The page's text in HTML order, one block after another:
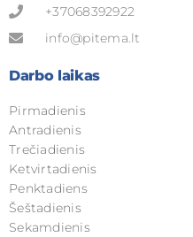
+37068392922
info@pitema.lt
Darbo laikas
Pirmadienis
Antradienis
Trečiadienis
Ketvirtadienis
Penktadiens
Šeštadienis
Sekamdienis